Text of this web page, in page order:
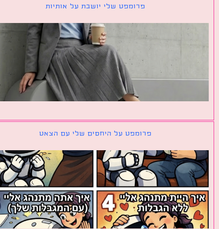
פרומפט שלי יושבת על אותיות
פרומפט על היחסים שלי עם הצאט